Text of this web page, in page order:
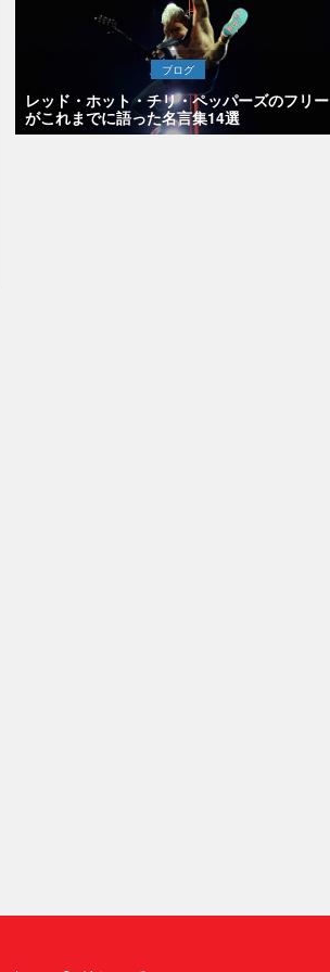
ブログ
レッド・ホット・チリ・ペッパーズのフリー
がこれまでに語った名言集14選